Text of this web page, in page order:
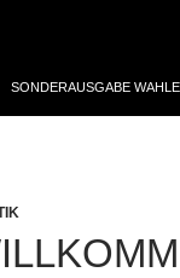
SONDERAUSGABE